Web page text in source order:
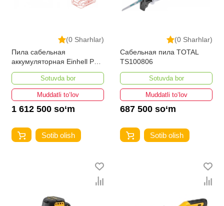
(0 Sharhlar)
Пила сабельная
аккумуляторная Einhell PXC
TP-AP 18/28 LI
Sotuvda bor
Muddatli to‘lov
1 612 500 so‘m
Sotib olish
(0 Sharhlar)
Сабельная пила TOTAL
TS100806
Sotuvda bor
Muddatli to‘lov
687 500 so‘m
Sotib olish